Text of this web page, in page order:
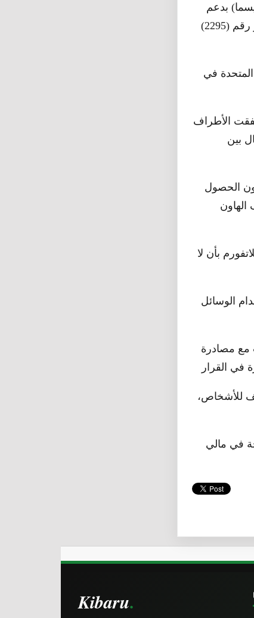
بدعم
مراقبة وقف إطلاق النار كما قامت اللجنة الفنية بتسجيل هذه الانتهاكات وفقا للقرار رقم (2295)
الأمم المتحدة في
عقدته اللجنة الفنية للأمن في شهر سبتمبر من(29إلى 30) اتفقت الأطراف
بين
الحصول
كذلك قذائف الهاون
بأن لا
الوسائل
مع مصادرة
للأشخاص،
في مالي
Kibaru